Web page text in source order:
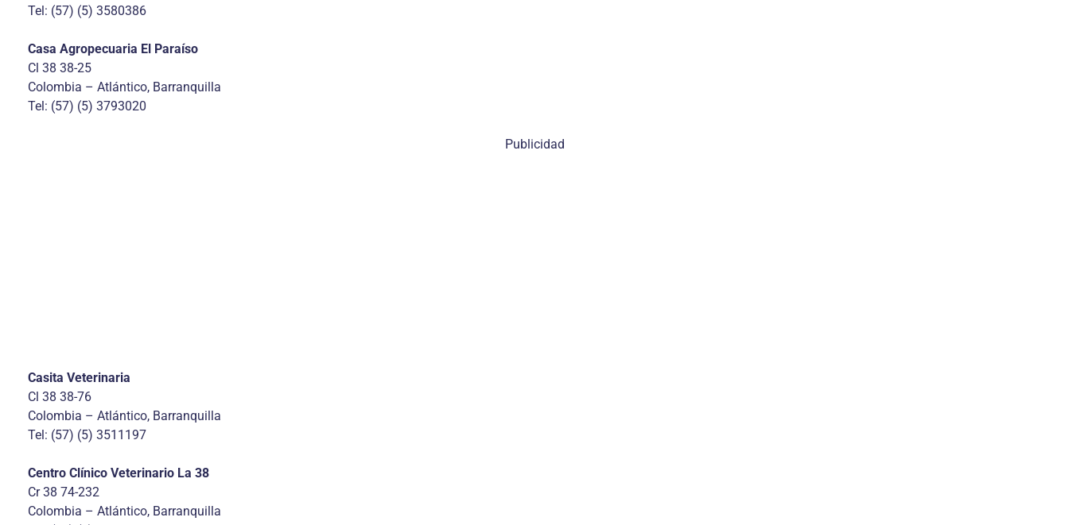
Tel: (57) (5) 3580386
Casa Agropecuaria El Paraíso
Cl 38 38-25
Colombia – Atlántico, Barranquilla
Tel: (57) (5) 3793020
Publicidad
Casita Veterinaria
Cl 38 38-76
Colombia – Atlántico, Barranquilla
Tel: (57) (5) 3511197
Centro Clínico Veterinario La 38
Cr 38 74-232
Colombia – Atlántico, Barranquilla